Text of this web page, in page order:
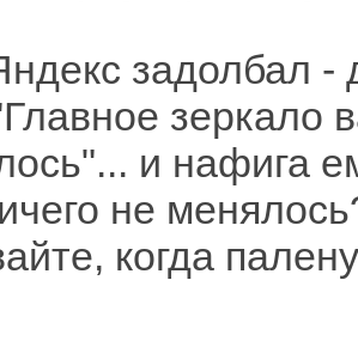
задолбал -
зеркало
и нафига
не
когда